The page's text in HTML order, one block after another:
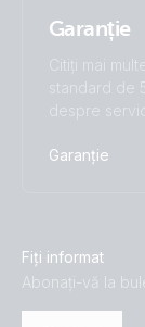
Smart
Smart
Smart
Garanție
Citiți mai
standard de
despre
Garanție
Fiți informat
Abonați-vă la